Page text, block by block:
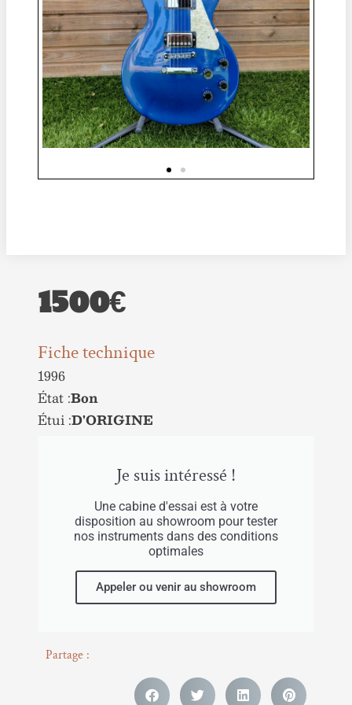
1500€
Fiche technique
1996
État :Bon
Étui :D'ORIGINE
Je suis intéressé !
Une cabine d'essai est à votre
disposition au showroom pour tester
nos instruments dans des conditions
optimales
Appeler ou venir au showroom
Partage :